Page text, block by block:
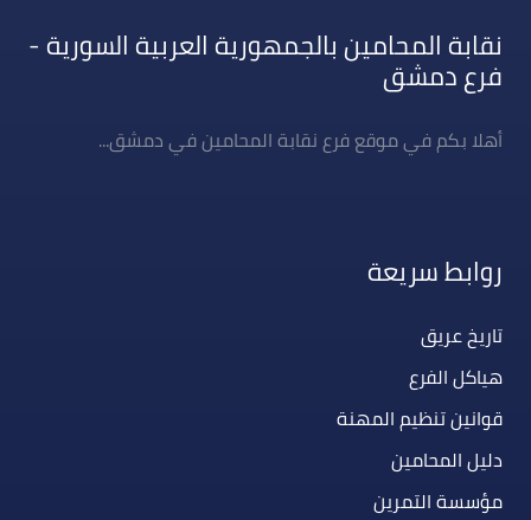
نقابة المحامين بالجمهورية العربية السورية -
فرع دمشق
أهلا بكم في موقع فرع نقابة المحامين في دمشق...
روابط سريعة
تاريخ عريق
هياكل الفرع
قوانين تنظيم المهنة
دليل المحامين
مؤسسة التمرين